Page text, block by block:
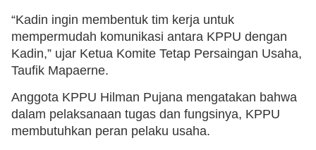
“Kadin ingin membentuk tim kerja untuk
mempermudah komunikasi antara KPPU dengan
Kadin,” ujar Ketua Komite Tetap Persaingan Usaha,
Taufik Mapaerne.
Anggota KPPU Hilman Pujana mengatakan bahwa
dalam pelaksanaan tugas dan fungsinya, KPPU
membutuhkan peran pelaku usaha.